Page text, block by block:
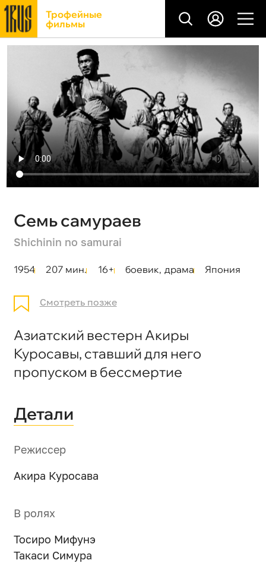
Трофейные
фильмы
Семь самураев
Shichinin no samurai
1954 207 мин. 16+ боевик, драма Япония
Смотреть позже
Азиатский вестерн Акиры
Куросавы, ставший для него
пропуском в бессмертие
Детали
Режиссер
Акира Куросава
В ролях
Тосиро Мифунэ
Такаси Симура